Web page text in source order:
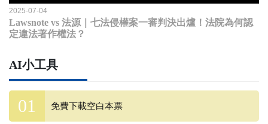
2025-07-04
Lawsnote vs 法源｜七法侵權案一審判決出爐！法院為何認
定違法著作權法？
AI小工具
免費下載空白本票